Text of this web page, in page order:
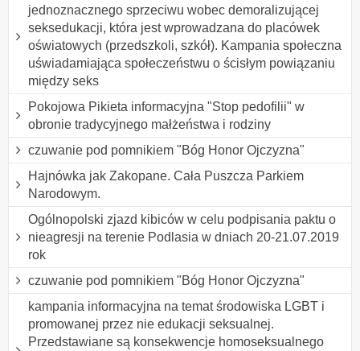
jednoznacznego sprzeciwu wobec demoralizującej
seksedukacji, która jest wprowadzana do placówek
oświatowych (przedszkoli, szkół). Kampania społeczna
uświadamiająca społeczeństwu o ścisłym powiązaniu
między seks
Pokojowa Pikieta informacyjna "Stop pedofilii" w
obronie tradycyjnego małżeństwa i rodziny
czuwanie pod pomnikiem "Bóg Honor Ojczyzna"
Hajnówka jak Zakopane. Cała Puszcza Parkiem
Narodowym.
Ogólnopolski zjazd kibiców w celu podpisania paktu o
nieagresji na terenie Podlasia w dniach 20-21.07.2019
rok
czuwanie pod pomnikiem "Bóg Honor Ojczyzna"
kampania informacyjna na temat środowiska LGBT i
promowanej przez nie edukacji seksualnej.
Przedstawiane są konsekwencje homoseksualnego